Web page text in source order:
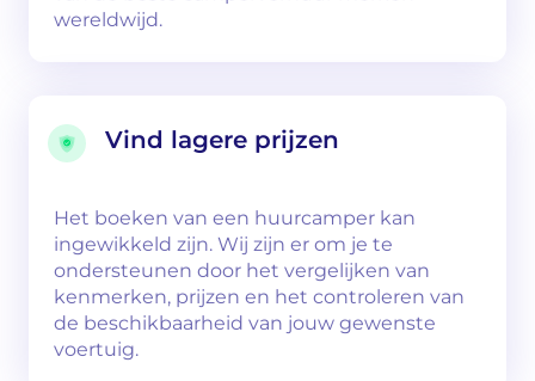
wereldwijd.
Vind lagere prijzen
Het boeken van een huurcamper kan
ingewikkeld zijn. Wij zijn er om je te
ondersteunen door het vergelijken van
kenmerken, prijzen en het controleren van
de beschikbaarheid van jouw gewenste
voertuig.